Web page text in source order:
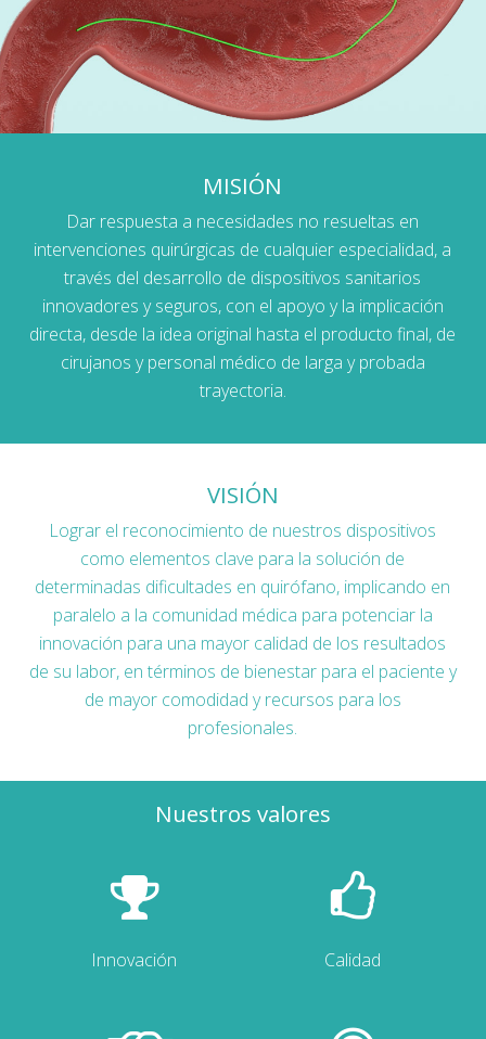
MISIÓN
Dar respuesta a necesidades no resueltas en
intervenciones quirúrgicas de cualquier especialidad, a
través del desarrollo de dispositivos sanitarios
innovadores y seguros, con el apoyo y la implicación
directa, desde la idea original hasta el producto final, de
cirujanos y personal médico de larga y probada
trayectoria.
VISIÓN
Lograr el reconocimiento de nuestros dispositivos
como elementos clave para la solución de
determinadas dificultades en quirófano, implicando en
paralelo a la comunidad médica para potenciar la
innovación para una mayor calidad de los resultados
de su labor, en términos de bienestar para el paciente y
de mayor comodidad y recursos para los
profesionales.
Nuestros valores
Innovación Calidad